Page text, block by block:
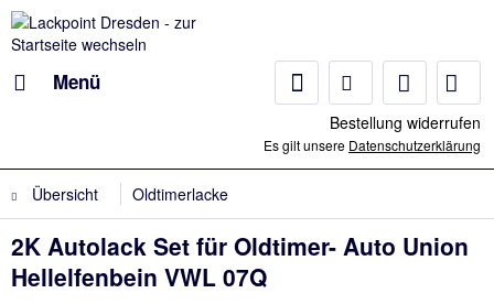
Menü
Bestellung widerrufen
Es gilt unsere Datenschutzerklärung
Übersicht Oldtimerlacke
2K Autolack Set für Oldtimer- Auto Union
Hellelfenbein VWL 07Q